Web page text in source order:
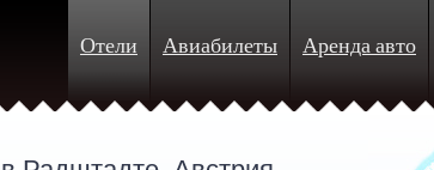
Отели Авиабилеты Аренда авто